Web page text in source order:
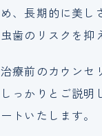
め、長期的に美し
虫歯のリスクを抑
治療前のカウンセ
しっかりとご説
ートいたします。